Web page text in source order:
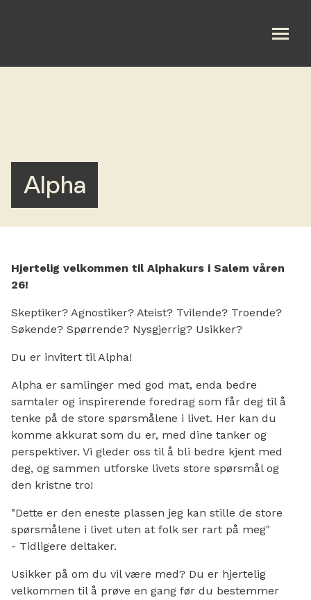
Kalender
Lytt
Gi
Salem Frivilligsentral
Søk
Alpha
Hjertelig velkommen til Alphakurs i Salem våren
26!
Skeptiker? Agnostiker? Ateist? Tvilende? Troende?
Søkende? Spørrende? Nysgjerrig? Usikker?
Du er invitert til Alpha!
Alpha er samlinger med god mat, enda bedre
samtaler og inspirerende foredrag som får deg til å
tenke på de store spørsmålene i livet. Her kan du
komme akkurat som du er, med dine tanker og
perspektiver. Vi gleder oss til å bli bedre kjent med
deg, og sammen utforske livets store spørsmål og
den kristne tro!
"Dette er den eneste plassen jeg kan stille de store
spørsmålene i livet uten at folk ser rart på meg"
- Tidligere deltaker.
Usikker på om du vil være med? Du er hjertelig
velkommen til å prøve en gang før du bestemmer